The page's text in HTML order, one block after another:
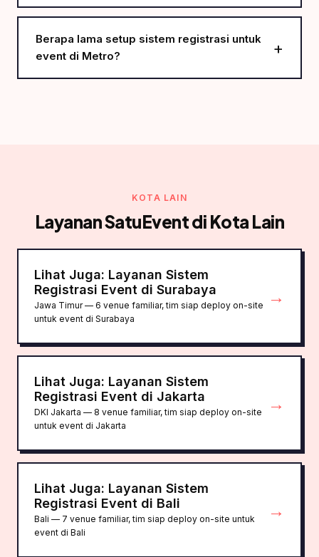
Berapa lama setup sistem registrasi untuk
event di Metro?
KOTA LAIN
Layanan SatuEvent di Kota Lain
Lihat Juga: Layanan Sistem
Registrasi Event di Surabaya
Jawa Timur — 6 venue familiar, tim siap deploy on-site
untuk event di Surabaya
→
Lihat Juga: Layanan Sistem
Registrasi Event di Jakarta
DKI Jakarta — 8 venue familiar, tim siap deploy on-site
untuk event di Jakarta
→
Lihat Juga: Layanan Sistem
Registrasi Event di Bali
Bali — 7 venue familiar, tim siap deploy on-site untuk
event di Bali
→